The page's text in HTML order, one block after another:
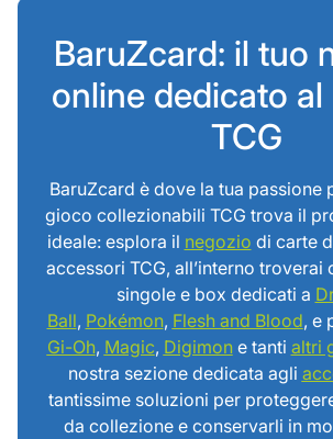
BaruZcard: il tuo
online dedicato
TCG
BaruZcard è dove la tua passione
gioco collezionabili TCG trova il
ideale: esplora il negozio di carte
accessori TCG, all’interno troverai
singole e box dedicati a
Ball, Pokémon, Flesh and Blood, e
Gi-Oh, Magic, Digimone tanti altri
nostra sezione dedicata agli
tantissime soluzioni per
da collezione e conservarli in